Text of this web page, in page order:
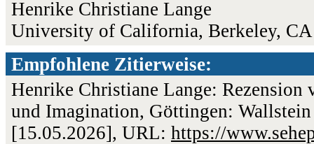
Henrike Christiane Lange
University of California, Berkeley, CA
Empfohlene Zitierweise:
Henrike Christiane Lange:
und Imagination, Göttingen:
[15.05.2026], URL: https://